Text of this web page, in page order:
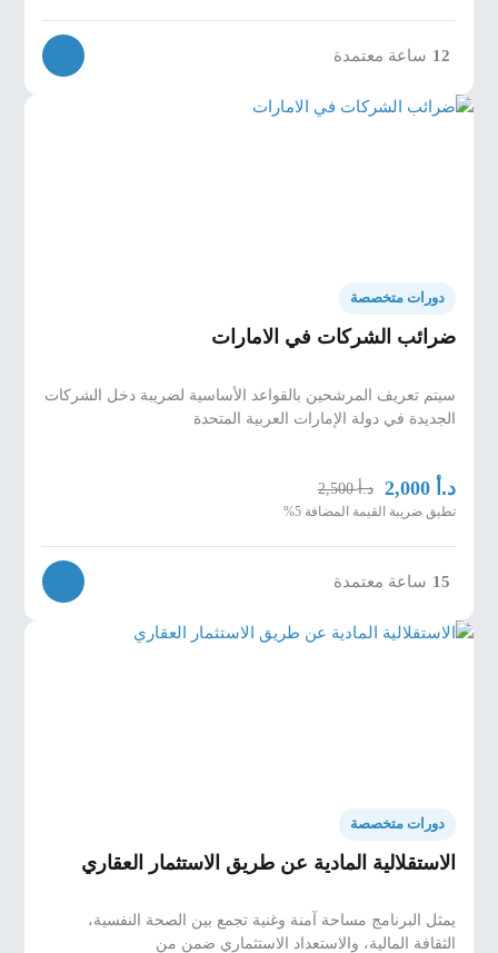
12 ساعة معتمدة
دورات متخصصة
ضرائب الشركات في الامارات
سيتم تعريف المرشحين بالقواعد الأساسية لضريبة دخل الشركات
الجديدة في دولة الإمارات العربية المتحدة
د.أ 2,000 د.أ2,500
تطبق ضريبة القيمة المضافة 5%
15 ساعة معتمدة
دورات متخصصة
الاستقلالية المادية عن طريق الاستثمار العقاري
يمثل البرنامج مساحة آمنة وغنية تجمع بين الصحة النفسية،
الثقافة المالية، والاستعداد الاستثماري ضمن من